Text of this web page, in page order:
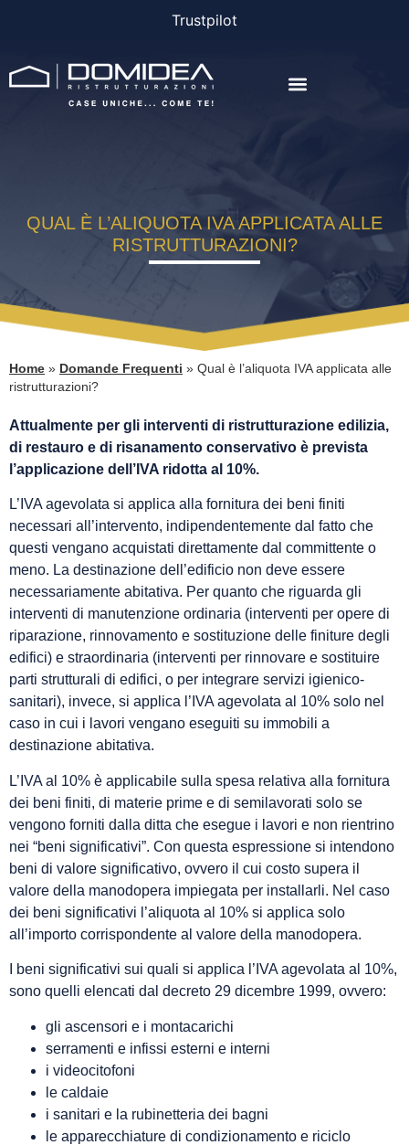
Trustpilot
QUAL È L’ALIQUOTA IVA APPLICATA ALLE
RISTRUTTURAZIONI?
Home » Domande Frequenti » Qual è l’aliquota IVA applicata alle
ristrutturazioni?
Attualmente per gli interventi di ristrutturazione edilizia,
di restauro e di risanamento conservativo è prevista
l’applicazione dell’IVA ridotta al 10%.
L’IVA agevolata si applica alla fornitura dei beni finiti
necessari all’intervento, indipendentemente dal fatto che
questi vengano acquistati direttamente dal committente o
meno. La destinazione dell’edificio non deve essere
necessariamente abitativa. Per quanto che riguarda gli
interventi di manutenzione ordinaria (interventi per opere di
riparazione, rinnovamento e sostituzione delle finiture degli
edifici) e straordinaria (interventi per rinnovare e sostituire
parti strutturali di edifici, o per integrare servizi igienico-
sanitari), invece, si applica l’IVA agevolata al 10% solo nel
caso in cui i lavori vengano eseguiti su immobili a
destinazione abitativa.
L’IVA al 10% è applicabile sulla spesa relativa alla fornitura
dei beni finiti, di materie prime e di semilavorati solo se
vengono forniti dalla ditta che esegue i lavori e non rientrino
nei “beni significativi”. Con questa espressione si intendono
beni di valore significativo, ovvero il cui costo supera il
valore della manodopera impiegata per installarli. Nel caso
dei beni significativi l’aliquota al 10% si applica solo
all’importo corrispondente al valore della manodopera.
I beni significativi sui quali si applica l’IVA agevolata al 10%,
sono quelli elencati dal decreto 29 dicembre 1999, ovvero:
gli ascensori e i montacarichi
serramenti e infissi esterni e interni
i videocitofoni
le caldaie
i sanitari e la rubinetteria dei bagni
le apparecchiature di condizionamento e riciclo